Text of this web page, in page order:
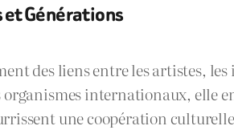
et Générations
des liens entre les artistes,
organismes internationaux,
une coopération